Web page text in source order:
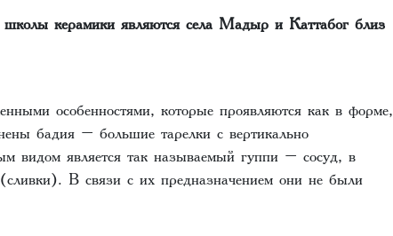
керамики являются села Мадыр и Каттабог близ
особенностями, которые проявляются как в форме,
бадия – большие тарелки с вертикально
видом является так называемый гуппи – сосуд, в
В связи с их предназначением они не были